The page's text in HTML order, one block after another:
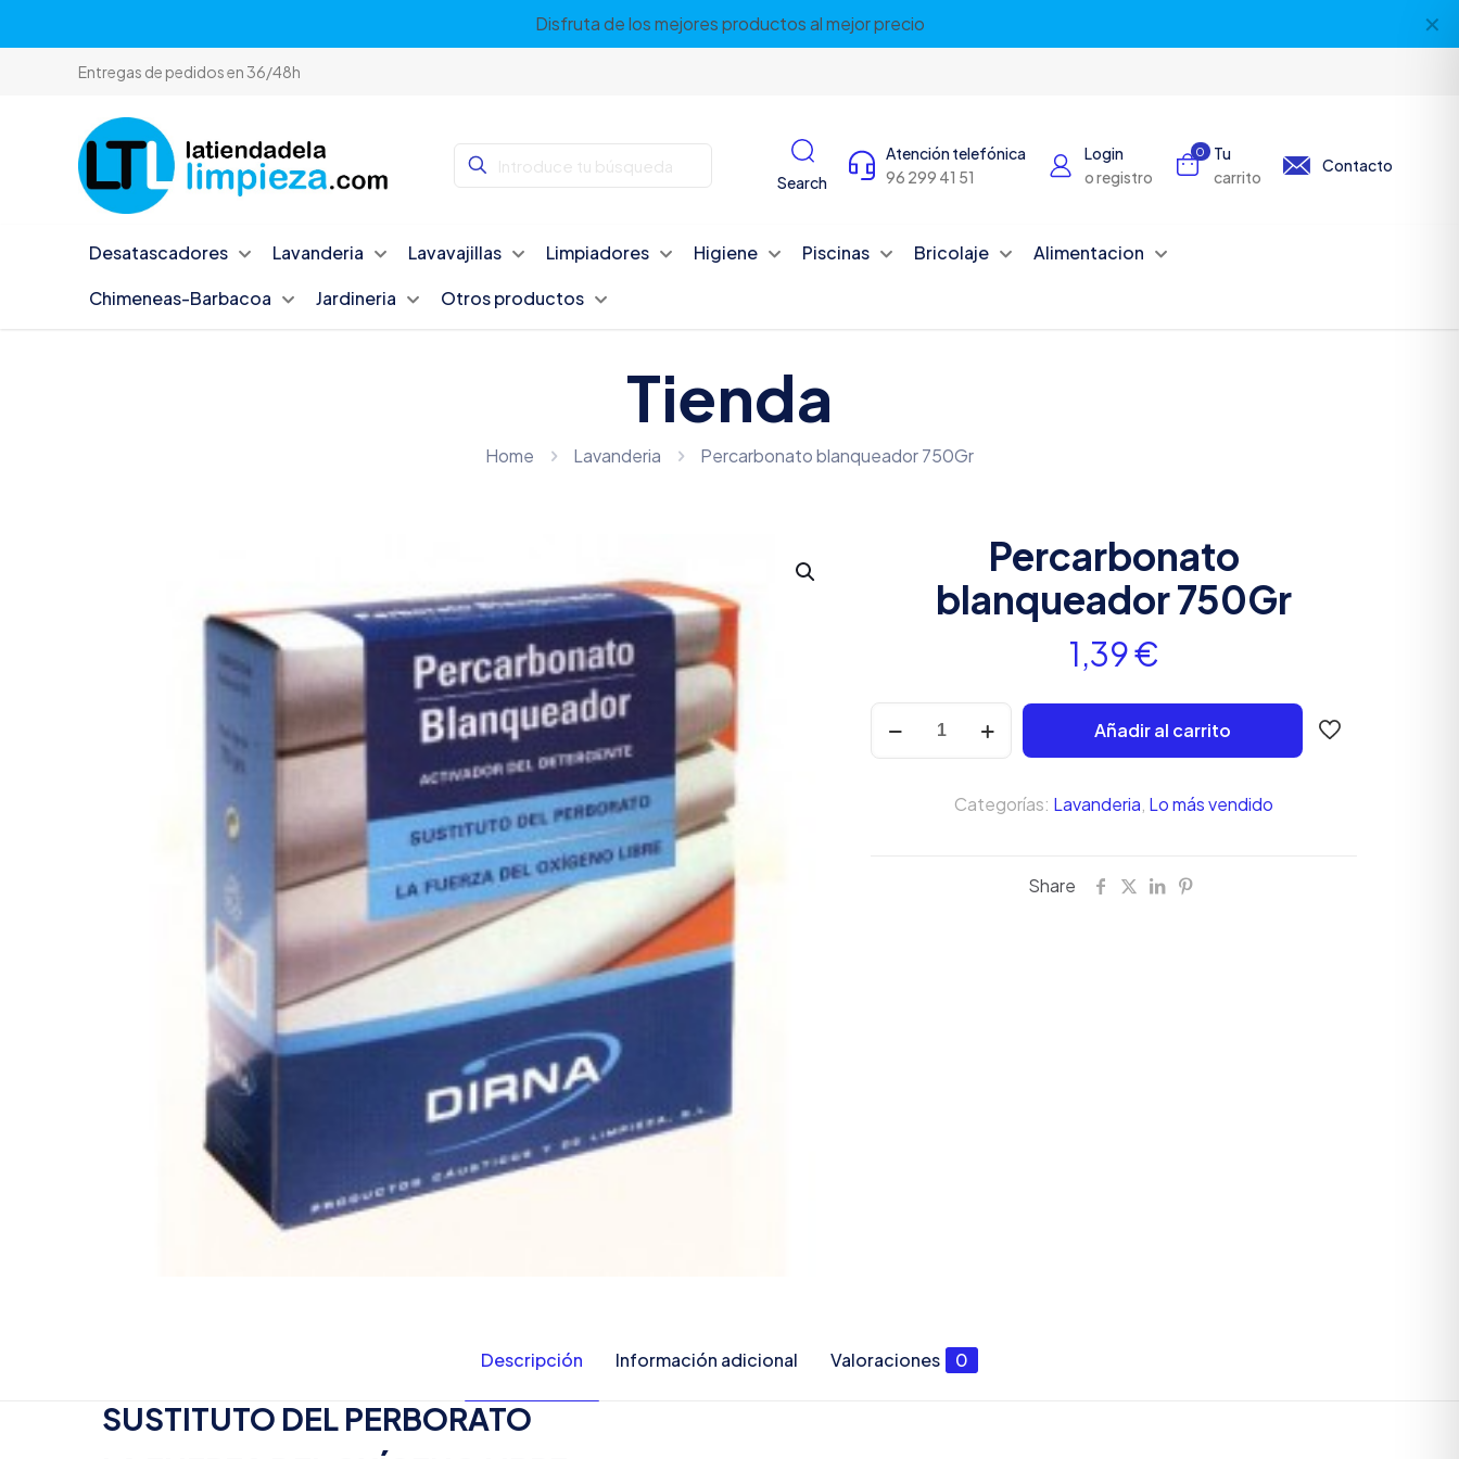
Disfruta de los mejores productos al mejor precio ✕
Entregas de pedidos en 36/48h
Search
Atención telefónica
96 299 41 51
Login
o registro
0
Tu
carrito
Contacto
Desatascadores Lavanderia Lavavajillas Limpiadores Higiene Piscinas Bricolaje
Alimentacion
Chimeneas-Barbacoa
Jardineria Otros productos
Tienda
Home Lavanderia Percarbonato blanqueador 750Gr
Percarbonato
blanqueador 750Gr
1,39€
Percarbonato
blanqueador
750Gr
Añadir al carrito
Categorías: Lavanderia Lo más vendido
Share
Descripción Información adicional Valoraciones 0
SUSTITUTO DEL PERBORATO